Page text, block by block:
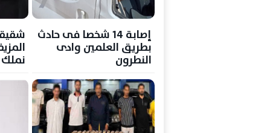
إصابة 14 شخصا فى حادث
بطريق العلمين وادى
النطرون
نملك